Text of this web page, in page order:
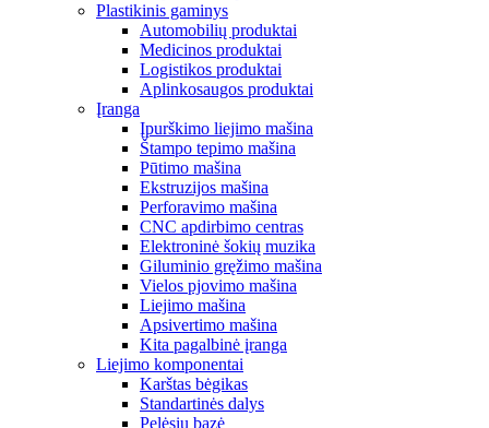
Plastikinis gaminys
Automobilių produktai
Medicinos produktai
Logistikos produktai
Aplinkosaugos produktai
Įranga
Įpurškimo liejimo mašina
Štampo tepimo mašina
Pūtimo mašina
Ekstruzijos mašina
Perforavimo mašina
CNC apdirbimo centras
Elektroninė šokių muzika
Giluminio gręžimo mašina
Vielos pjovimo mašina
Liejimo mašina
Apsivertimo mašina
Kita pagalbinė įranga
Liejimo komponentai
Karštas bėgikas
Standartinės dalys
Pelėsių bazė